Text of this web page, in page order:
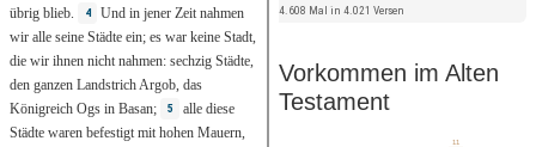
übrig blieb. 4 Und injener Zeit nahmen
wir alleseine Städte ein; es war keine Stadt,
diewir ihnen nicht nahmen: sechzig Städte,
den ganzen LandstrichArgob, das
Königreich Ogsin Basan; 5 alle diese
Städtewaren befestigtmit hohen Mauern,
4.608 Mal in 4.021 Versen
Vorkommen im Alten
Testament
11